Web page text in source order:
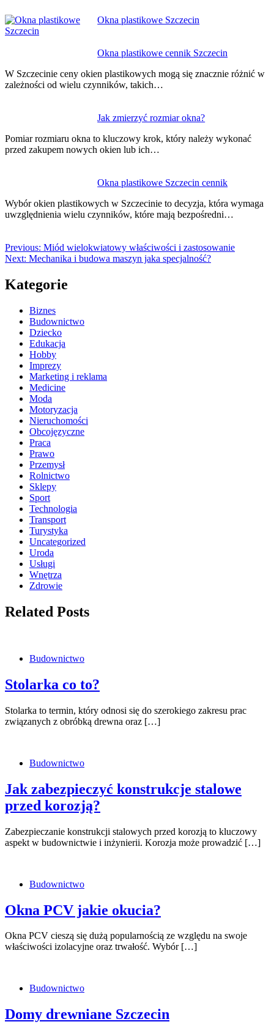
Okna plastikowe Szczecin
Okna plastikowe cennik Szczecin
W Szczecinie ceny okien plastikowych mogą się znacznie różnić w
zależności od wielu czynników, takich…
Jak zmierzyć rozmiar okna?
Pomiar rozmiaru okna to kluczowy krok, który należy wykonać
przed zakupem nowych okien lub ich…
Okna plastikowe Szczecin cennik
Wybór okien plastikowych w Szczecinie to decyzja, która wymaga
uwzględnienia wielu czynników, które mają bezpośredni…
Previous: Miód wielokwiatowy właściwości i zastosowanie
Next: Mechanika i budowa maszyn jaka specjalność?
Kategorie
Biznes
Budownictwo
Dziecko
Edukacja
Hobby
Imprezy
Marketing i reklama
Medicine
Moda
Motoryzacja
Nieruchomości
Obcojęzyczne
Praca
Prawo
Przemysł
Rolnictwo
Sklepy
Sport
Technologia
Transport
Turystyka
Uncategorized
Uroda
Usługi
Wnętrza
Zdrowie
Related Posts
Budownictwo
Stolarka co to?
Stolarka to termin, który odnosi się do szerokiego zakresu prac
związanych z obróbką drewna oraz […]
Budownictwo
Jak zabezpieczyć konstrukcje stalowe
przed korozją?
Zabezpieczanie konstrukcji stalowych przed korozją to kluczowy
aspekt w budownictwie i inżynierii. Korozja może prowadzić […]
Budownictwo
Okna PCV jakie okucia?
Okna PCV cieszą się dużą popularnością ze względu na swoje
właściwości izolacyjne oraz trwałość. Wybór […]
Budownictwo
Domy drewniane Szczecin